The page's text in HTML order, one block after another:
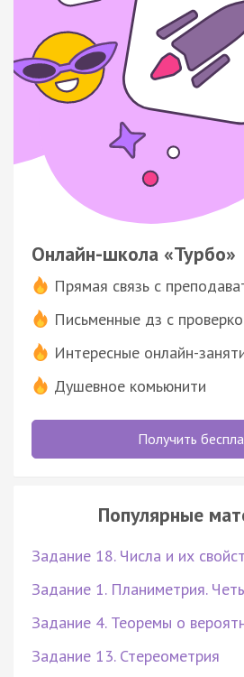
Онлайн-школа «Турбо»
Прямая связь с
Письменные дз с
Интересные онлайн-
Душевное комьюнити
Получить
Популярные
Задание 18. Числа и их
Задание 1. Планиметрия.
Задание 4. Теоремы о
Задание 13. Стереометрия